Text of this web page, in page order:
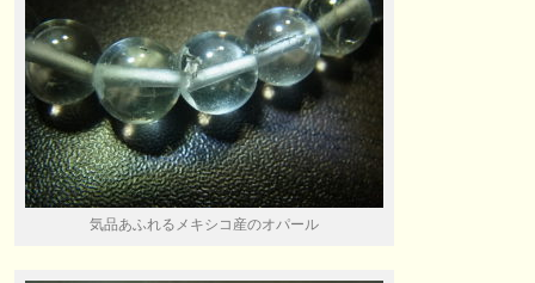
気品あふれるメキシコ産のオパール